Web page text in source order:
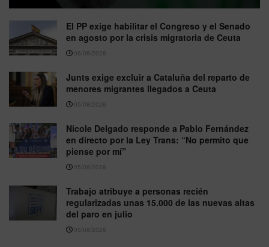
El PP exige habilitar el Congreso y el Senado
en agosto por la crisis migratoria de Ceuta
06/08/2026
Junts exige excluir a Cataluña del reparto de
menores migrantes llegados a Ceuta
05/08/2026
Nicole Delgado responde a Pablo Fernández
en directo por la Ley Trans: “No permito que
piense por mí”
05/08/2026
Trabajo atribuye a personas recién
regularizadas unas 15.000 de las nuevas altas
del paro en julio
05/08/2026